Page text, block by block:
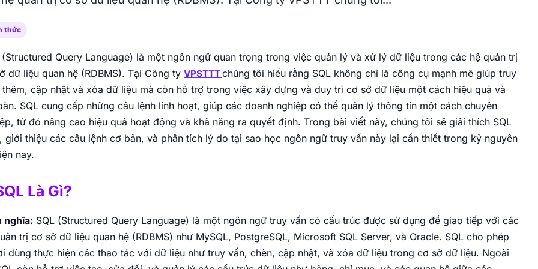
Chip AMD EPYC 7j13, ổ cứng SSD NVMe
Enterprise, IP chung NAT, chi phí tối ưu cho
nhu cầu cơ bản.
AMD EPYC NVMe 10Gbps Port
Chip Intel Gold 6148, 20 nhân, 40 luồng. Max
xung 3.7GHz. Ổ cứng SSD NVMe Enterprise tại
Hồ Chí Minh.
Intel Gold NVMe 10Gbps Port
Thuê chỗ đặt CMC
Thuê chỗ đặt máy chủ CMC cho hệ thống cần
kết nối ổn định, IP tĩnh, băng thông linh hoạt và
bảo mật cao.
Thuê chỗ đặt VNPT
Thuê chỗ đặt máy chủ VNPT với backbone lớn,
Data Center chuyên nghiệp và khả năng mở
rộng băng thông tốt.
kiểm soát tài nguyên phần cứng. Phù hợp
website, app và dịch vụ quốc tế.
triển khai nhanh, ổn định 24/7.
thức
(Structured Query Language) là một ngôn ngữ quan trọng trong việc quản lý và xử lý dữ liệu trong các hệ quản trị
dữ liệu quan hệ (RDBMS). Tại Công ty VPSTTTchúng tôi hiểu rằng SQL không chỉ là công cụ mạnh mẽ giúp truy
thêm, cập nhật và xóa dữ liệu mà còn hỗ trợ trong việc xây dựng và duy trì cơ sở dữ liệu một cách hiệu quả và
SQL cung cấp những câu lệnh linh hoạt, giúp các doanh nghiệp có thể quản lý thông tin một cách chuyên
từ đó nâng cao hiệu quả hoạt động và khả năng ra quyết định. Trong bài viết này, chúng tôi sẽ giải thích SQL
giới thiệu các câu lệnh cơ bản, và phân tích lý do tại sao học ngôn ngữ truy vấn này lại cần thiết trong kỷ nguyên
nay.
Là Gì?
nghĩa: SQL (Structured Query Language) là một ngôn ngữ truy vấn có cấu trúc được sử dụng để giao tiếp với các
trị cơ sở dữ liệu quan hệ (RDBMS) như MySQL, PostgreSQL, Microsoft SQL Server, và Oracle. SQL cho phép
dùng thực hiện các thao tác với dữ liệu như truy vấn, chèn, cập nhật, và xóa dữ liệu trong cơ sở dữ liệu. Ngoài